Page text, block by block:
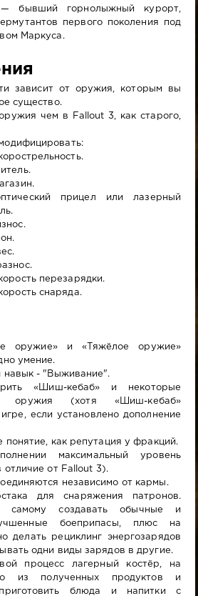
— бывший горнолыжный курорт,
первого поколения под
Маркуса.
зависит от оружия, которым вы
существо.
чем в Fallout 3, как старого,
прицел или лазерный
перезарядки.
снаряда.
оружие» и «Тяжёлое оружие»
умение.
навык - "Выживание".
«Шиш-кебаб» и некоторые
оружия (хотя «Шиш-кебаб»
если установлено дополнение
понятие, как репутация у фракций.
максимальный уровень
от Fallout 3).
независимо от кармы.
для снаряжения патронов.
самому создавать обычные и
боеприпасы, плюс на
делать рециклинг энергозарядов
одни виды зарядов в другие.
процесс лагерный костёр, на
из полученных продуктов и
приготовить блюда и напитки с